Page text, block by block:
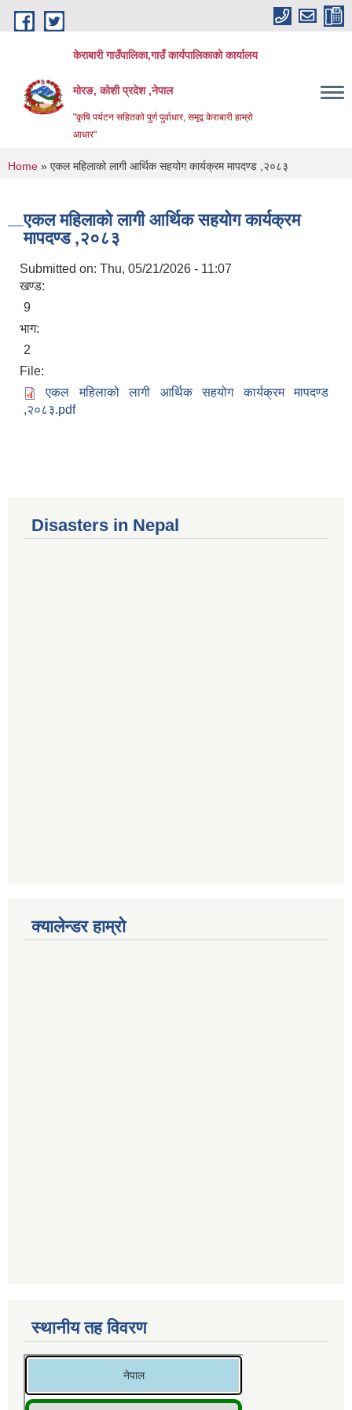
Skip to main content
केराबारी गाउँपालिका,गाउँ कार्यपालिकाको कार्यालय
मोरङ, कोशी प्रदेश ,नेपाल
"कृषि पर्यटन सहितको पुर्ण पुर्वाधार, समृद्व केराबारी हाम्रो
आधार"
You are here
Home » एकल महिलाको लागी आर्थिक सहयोग कार्यक्रम मापदण्ड ,२०८३
एकल महिलाको लागी आर्थिक सहयोग कार्यक्रम
मापदण्ड ,२०८३
Submitted on: Thu, 05/21/2026 - 11:07
खण्ड:
9
भाग:
2
File:
एकल महिलाको लागी आर्थिक सहयोग कार्यक्रम मापदण्ड
,२०८३.pdf
Disasters in Nepal
क्यालेन्डर हाम्रो
स्थानीय तह विवरण